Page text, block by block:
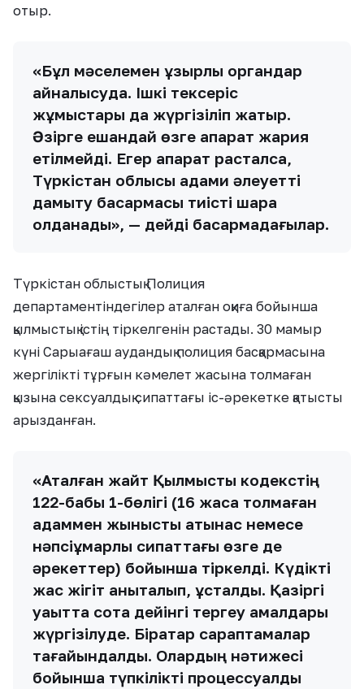
отыр.
«Бұл мәселемен құзырлы органдар
айналысуда. Ішкі тексеріс
жұмыстары да жүргізіліп жатыр.
Әзірге ешқандай өзге ақпарат жария
етілмейді. Егер ақпарат расталса,
Түркістан облысы адами әлеуетті
дамыту басқармасы тиісті шара
қолданады», — дейді басқармадағылар.
Түркістан облыстық Полиция
департаментіндегілер аталған оқиға бойынша
қылмыстық істің тіркелгенін растады. 30 мамыр
күні Сарыағаш аудандық полиция басқармасына
жергілікті тұрғын кәмелет жасына толмаған
қызына сексуалдық сипаттағы іс-әрекетке қатысты
арызданған.
«Аталған жайт Қылмыстық кодекстің
122-бабы 1-бөлігі (16 жасқа толмаған
адаммен жыныстық қатынас немесе
нәпсіқұмарлық сипаттағы өзге де
әрекеттер) бойынша тіркелді. Күдікті
жас жігіт анықталып, ұсталды. Қазіргі
уақытта сотқа дейінгі тергеу амалдары
жүргізілуде. Бірқатар сараптамалар
тағайындалды. Олардың нәтижесі
бойынша түпкілікті процессуалдық